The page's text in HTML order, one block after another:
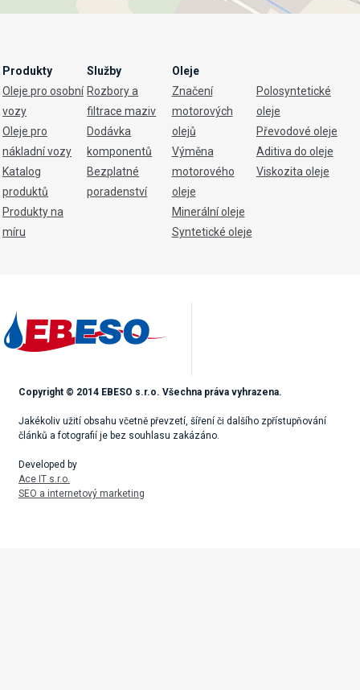
Produkty
Oleje pro osobní
vozy
Oleje pro
nákladní vozy
Katalog
produktů
Produkty na
míru
Služby
Rozbory a
filtrace maziv
Dodávka
komponentů
Bezplatné
poradenství
Oleje
Značení
motorových
olejů
Výměna
motorového
oleje
Minerální oleje
Syntetické oleje
Polosyntetické
oleje
Převodové oleje
Aditiva do oleje
Viskozita oleje
Copyright © 2014 EBESO s.r.o. Všechna práva vyhrazena.
Jakékoliv užití obsahu včetně převzetí, šíření či dalšího zpřístupňování
článků a fotografií je bez souhlasu zakázáno.
Developed by
Ace IT s.r.o.
SEO a internetový marketing